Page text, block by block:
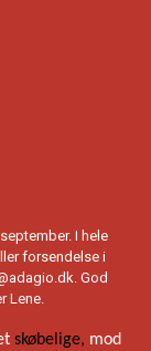
I hele
forsendelse i
. God
Lene.
skøbelige, mod